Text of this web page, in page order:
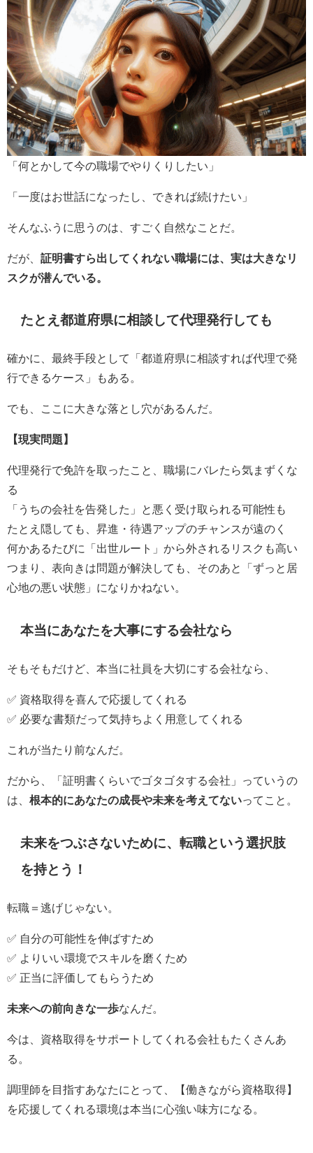
「何とかして今の職場でやりくりしたい」
「一度はお世話になったし、できれば続けたい」
そんなふうに思うのは、すごく自然なことだ。
だが、 証明書すら出してくれない職場には、実は大きなリ
スクが潜んでいる。
たとえ都道府県に相談して代理発行しても
確かに、最終手段として「都道府県に相談すれば代理で発
行できるケース」もある。
でも、ここに大きな落とし穴があるんだ。
【現実問題】
代理発行で免許を取ったこと、職場にバレたら気まずくな
る
「うちの会社を告発した」と悪く受け取られる可能性も
たとえ隠しても、昇進・待遇アップのチャンスが遠のく
何かあるたびに「出世ルート」から外されるリスクも高い
つまり、表向きは問題が解決しても、そのあと「ずっと居
心地の悪い状態」になりかねない。
本当にあなたを大事にする会社なら
そもそもだけど、本当に社員を大切にする会社なら、
✅ 資格取得を喜んで応援してくれる
✅ 必要な書類だって気持ちよく用意してくれる
これが当たり前なんだ。
だから、「証明書くらいでゴタゴタする会社」っていうの
は、 根本的にあなたの成長や未来を考えてないってこと。
未来をつぶさないために、転職という選択肢
を持とう！
転職＝逃げじゃない。
✅ 自分の可能性を伸ばすため
✅ よりいい環境でスキルを磨くため
✅ 正当に評価してもらうため
未来への前向きな一歩なんだ。
今は、資格取得をサポートしてくれる会社もたくさんあ
る。
調理師を目指すあなたにとって、【働きながら資格取得】
を応援してくれる環境は本当に心強い味方になる。